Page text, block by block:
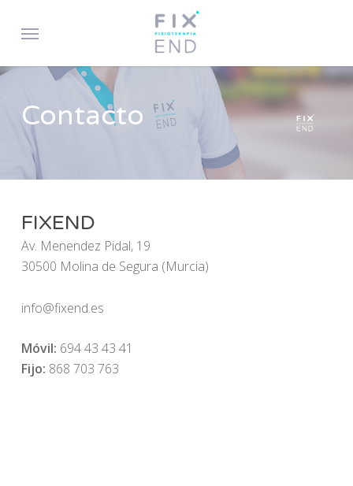
content
Menu
Contacto
FIXEND
Av. Menendez Pidal, 19
30500 Molina de Segura (Murcia)
info@fixend.es
Móvil: 694 43 43 41
Fijo: 868 703 763